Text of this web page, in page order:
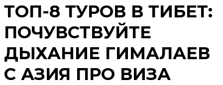
ТОП-8 ТУРОВ В ТИБЕТ:
ПОЧУВСТВУЙТЕ
ДЫХАНИЕ ГИМАЛАЕВ
С АЗИЯ ПРО ВИЗА